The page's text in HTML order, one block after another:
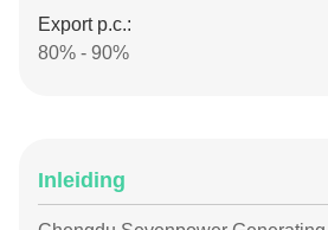
Export p.c.:
80% - 90%
Inleiding